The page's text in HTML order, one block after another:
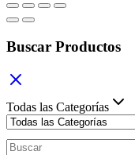
Buscar Productos
Todas las Categorías